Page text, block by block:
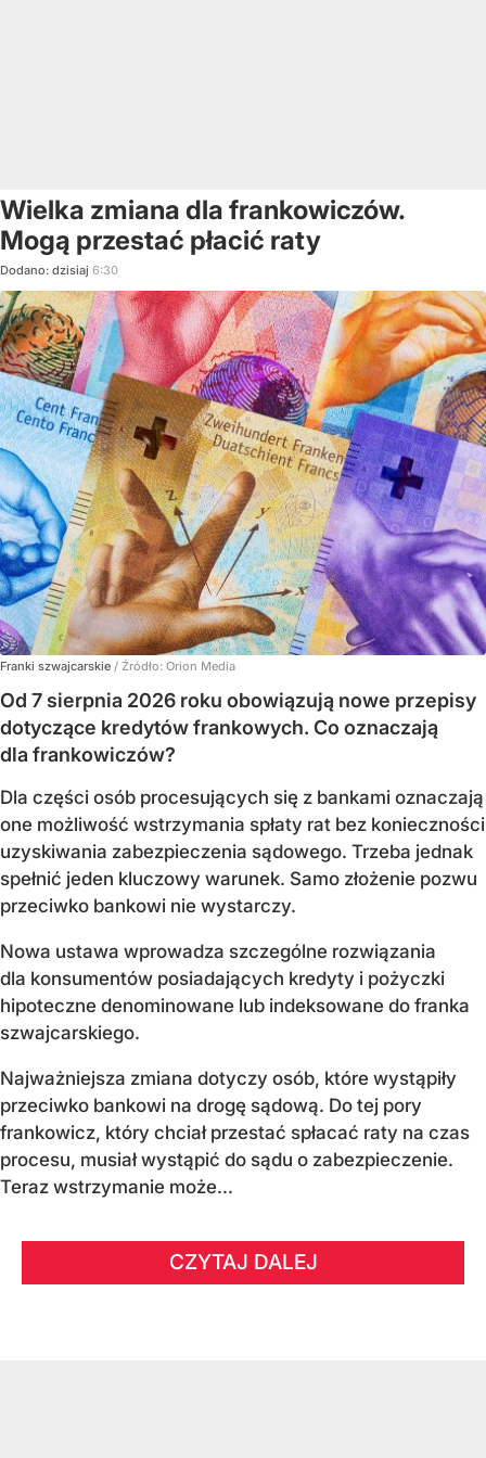
Wielka zmiana dla frankowiczów.
Mogą przestać płacić raty
Dodano: dzisiaj 6:30
Franki szwajcarskie / Źródło: Orion Media
Od 7 sierpnia 2026 roku obowiązują nowe przepisy
dotyczące kredytów frankowych. Co oznaczają
dla frankowiczów?
Dla części osób procesujących się z bankami oznaczają
one możliwość wstrzymania spłaty rat bez konieczności
uzyskiwania zabezpieczenia sądowego. Trzeba jednak
spełnić jeden kluczowy warunek. Samo złożenie pozwu
przeciwko bankowi nie wystarczy.
Nowa ustawa wprowadza szczególne rozwiązania
dla konsumentów posiadających kredyty i pożyczki
hipoteczne denominowane lub indeksowane do franka
szwajcarskiego.
Najważniejsza zmiana dotyczy osób, które wystąpiły
przeciwko bankowi na drogę sądową. Do tej pory
frankowicz, który chciał przestać spłacać raty na czas
procesu, musiał wystąpić do sądu o zabezpieczenie.
Teraz wstrzymanie może...
CZYTAJ DALEJ